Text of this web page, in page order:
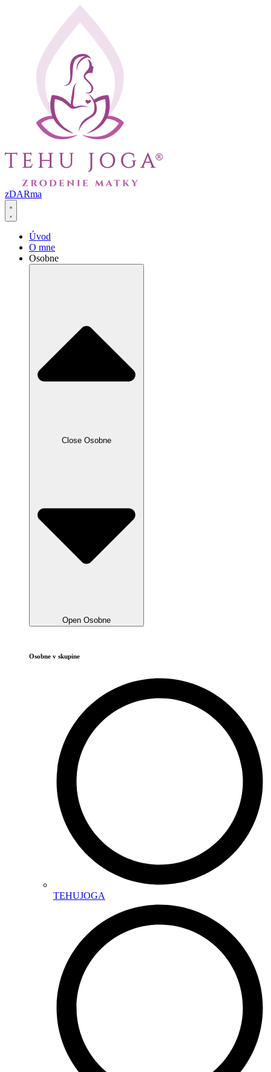
zDARma
Úvod
O mne
Osobne
Close Osobne
Open Osobne
Osobne v skupine
TEHUJOGA